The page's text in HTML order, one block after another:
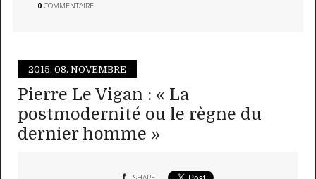
0 COMMENTAIRE
2015. 08. NOVEMBRE
Pierre Le Vigan : « La
postmodernité ou le règne du
dernier homme »